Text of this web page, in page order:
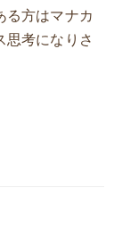
方はマナカ
考になりさ